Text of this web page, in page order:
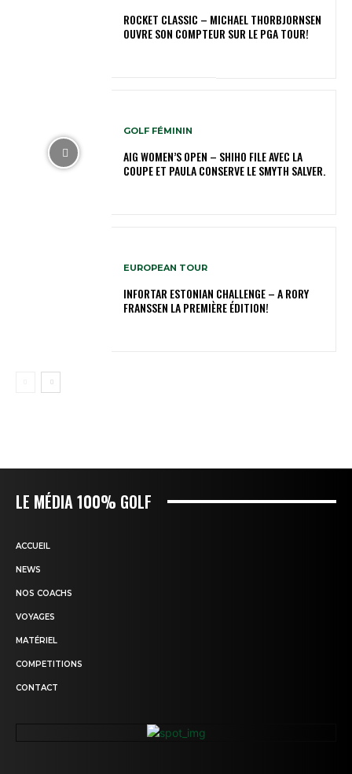
ROCKET CLASSIC – MICHAEL THORBJORNSEN
OUVRE SON COMPTEUR SUR LE PGA TOUR!
GOLF FÉMININ
AIG WOMEN’S OPEN – SHIHO FILE AVEC LA
COUPE ET PAULA CONSERVE LE SMYTH SALVER.
EUROPEAN TOUR
INFORTAR ESTONIAN CHALLENGE – A RORY
FRANSSEN LA PREMIÈRE ÉDITION!
LE MÉDIA 100% GOLF
ACCUEIL
NEWS
NOS COACHS
VOYAGES
MATÉRIEL
COMPETITIONS
CONTACT